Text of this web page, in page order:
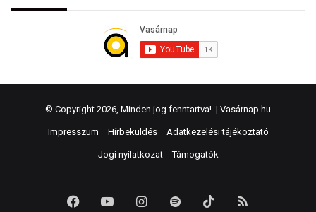
© Copyright 2026, Minden jog fenntartva! | Vasárnap.hu
Impresszum Hírbeküldés Adatkezelési tájékoztató
Jogi nyilatkozat Támogatók
FacebookYouTubeInstagram
Spotify TikTok